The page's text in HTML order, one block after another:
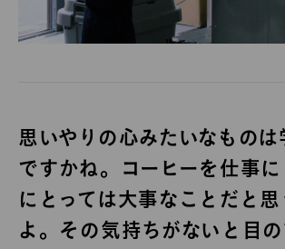
思いやりの心みたいなものは
ですかね。コーヒーを仕事に
にとっては大事なことだと思
よ。その気持ちがないと目